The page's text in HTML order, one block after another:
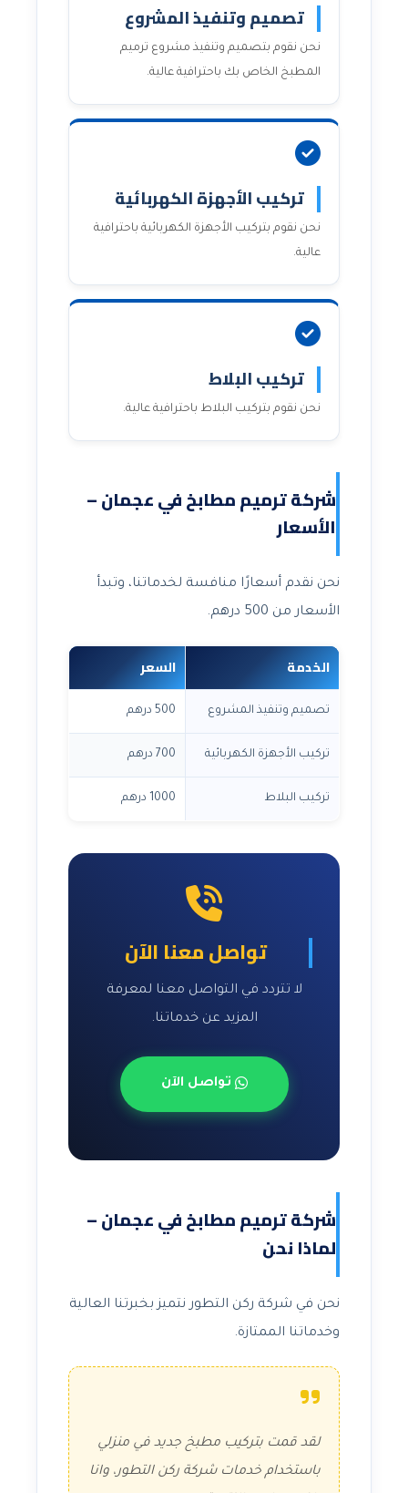
تصميم وتنفيذ المشروع
نحن نقوم بتصميم وتنفيذ مشروع ترميم
المطبخ الخاص بك باحترافية عالية.
تركيب الأجهزة الكهربائية
نحن نقوم بتركيب الأجهزة الكهربائية باحترافية
عالية.
تركيب البلاط
نحن نقوم بتركيب البلاط باحترافية عالية.
شركة ترميم مطابخ في عجمان –
الأسعار
نحن نقدم أسعارًا منافسة لخدماتنا، وتبدأ
الأسعار من 500 درهم.
الخدمة السعر
تصميم وتنفيذ المشروع 500 درهم
تركيب الأجهزة الكهربائية 700 درهم
تركيب البلاط 1000 درهم
تواصل معنا الآن
لا تتردد في التواصل معنا لمعرفة
المزيد عن خدماتنا.
تواصل الآن
شركة ترميم مطابخ في عجمان –
لماذا نحن
نحن في شركة ركن التطور نتميز بخبرتنا العالية
وخدماتنا الممتازة.
لقد قمت بتركيب مطبخ جديد في منزلي
باستخدام خدمات شركة ركن التطور، وانا